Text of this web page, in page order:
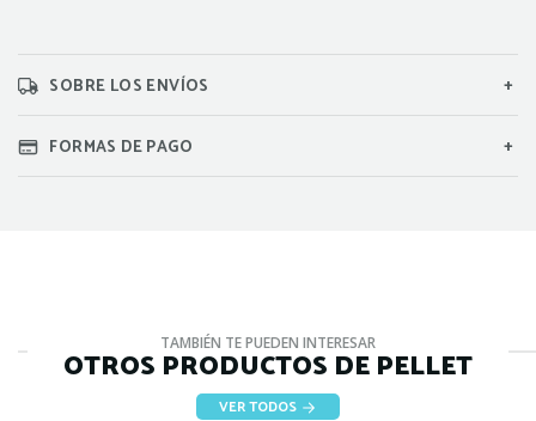
SOBRE LOS ENVÍOS
FORMAS DE PAGO
TAMBIÉN TE PUEDEN INTERESAR
OTROS PRODUCTOS DE PELLET
VER TODOS